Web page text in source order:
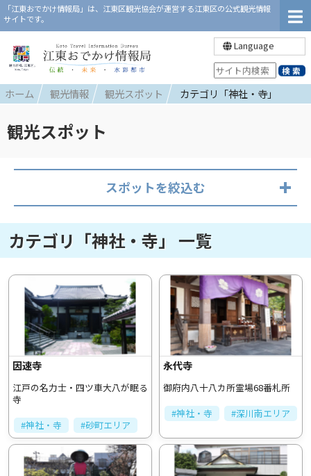
「江東おでかけ情報局」は、江東区観光協会が運営する江東区の公式観光情報
サイトです。
Language
ホーム 観光情報 観光スポット カテゴリ「神社・寺」
観光スポット
スポットを絞込む
カテゴリ「神社・寺」 一覧
因速寺
江戸の名力士・四ツ車大八が眠る
寺
#神社・寺
#砂町エリア
永代寺
御府内八十八カ所霊場68番札所
#神社・寺
#深川南エリア